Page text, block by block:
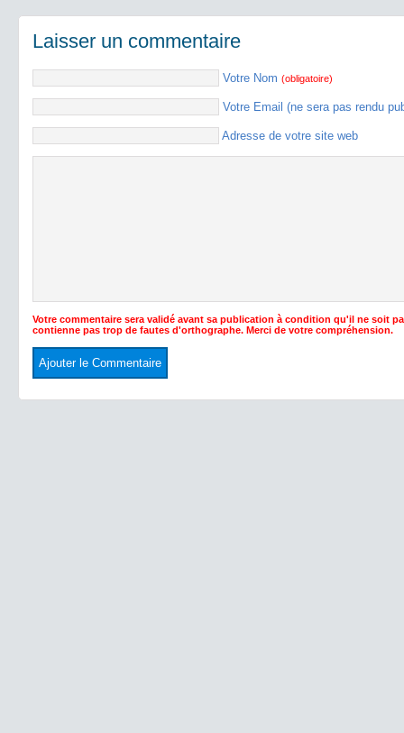
Laisser un commentaire
Votre Nom (obligatoire)
Votre Email (ne sera pas rendu
Adresse de votre site web
Votre commentaire sera validé avant sa publication à condition qu'il ne soit
contienne pas trop de fautes d'orthographe. Merci de votre compréhension.